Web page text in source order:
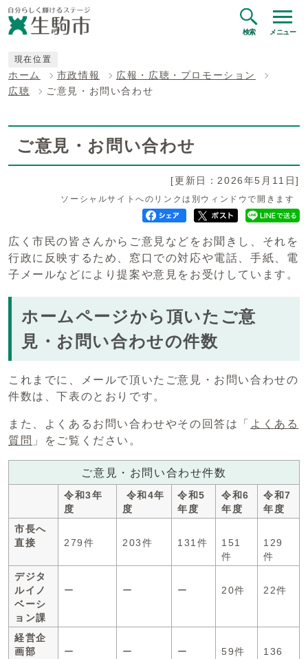
検索 メニュー
現在位置
ホーム 市政情報
広報・広聴・プロモーション
広聴
ご意見・お問い合わせ
ご意見・お問い合わせ
[更新日：2026年5月11日]
ソーシャルサイトへのリンクは別ウィンドウで開きます
広く市民の皆さんからご意見などをお聞きし、それを
行政に反映するため、窓口での対応や電話、手紙、電
子メールなどにより提案や意見をお受けしています。
ホームページから頂いたご意
見・お問い合わせの件数
これまでに、メールで頂いたご意見・お問い合わせの
件数は、下表のとおりです。
また、よくあるお問い合わせやその回答は「 よくある
質問 」をご覧ください。
ご意見・お問い合わせ件数
令和3年
度
令和4年
度
令和5
年度
令和6
年度
令和7
年度
市長へ
直接
279件 203件 131件
151
件
129
件
デジタ
ルイノ
ベーシ
ョン課
ー ー ー 20件 22件
経営企
画部
ー ー ー 59件
136